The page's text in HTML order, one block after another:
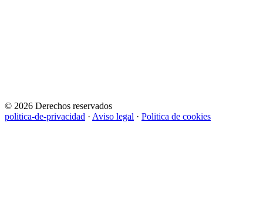
© 2026 Derechos reservados
politica-de-privacidad · Aviso legal · Politica de cookies